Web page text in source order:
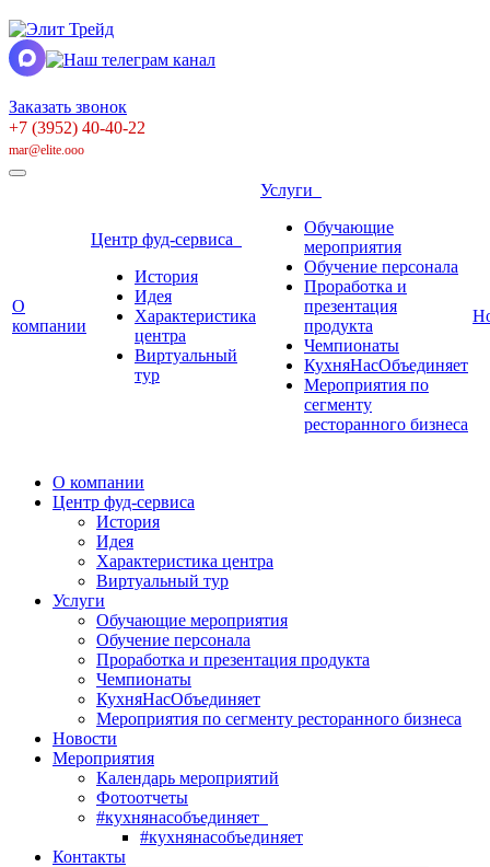
Заказать звонок
+7 (3952) 40-40-22
mar@elite.ooo
О
компании
Центр фуд-сервиса
История
Идея
Характеристика
центра
Виртуальный
тур
Услуги
Обучающие
мероприятия
Обучение персонала
Проработка и
презентация
продукта
Чемпионаты
КухняНасОбъединяет
Мероприятия по
сегменту
ресторанного бизнеса
О компании
Центр фуд-сервиса
История
Идея
Характеристика центра
Виртуальный тур
Услуги
Обучающие мероприятия
Обучение персонала
Проработка и презентация продукта
Чемпионаты
КухняНасОбъединяет
Мероприятия по сегменту ресторанного бизнеса
Новости
Мероприятия
Календарь мероприятий
Фотоотчеты
#кухнянасобъединяет
#кухнянасобъединяет
Контакты